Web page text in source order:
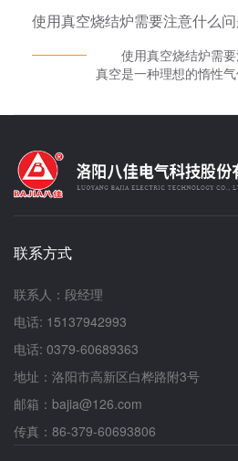
扩散泵阀门开关手柄逆时
的绿色按钮，并按真空
高真空表； d)根据真
指针高于“1”严禁更换到
使用真空烧结炉需要注意什么
使用真空烧结炉需
真空是一种理想的惰性
结后期的收缩有明显的促
镁、钙及其氧化物等杂
***。 不过，需要注意
杂质、水和其他材料与材
一氧化碳与炉内排放。此
粉末中的氧含量和烧结过
高，产生一氧化碳的反应
结过程中的挥发损失是一
联系方式
联系人：段经理
电话: 15137942993
电话: 0379-60689363
地址：洛阳市高新区白桦路附3号
邮箱：bajia@126.com
传真：86-379-60693806